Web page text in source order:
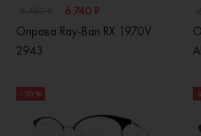
6 740 ₽
Оправа Ray-Ban RX 1970V
2943
- 30 %